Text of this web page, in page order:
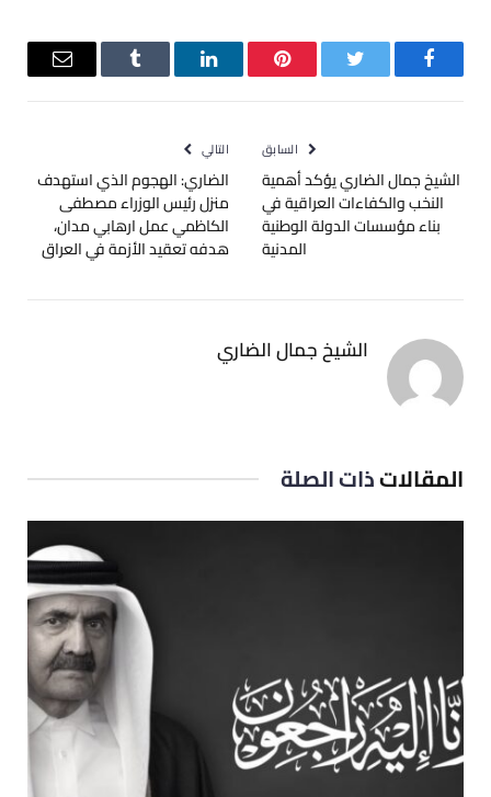
فيسبوك تويتر بينتيريستلينكدإن Tumblr
البريد
السابق
الشيخ جمال الضاري يؤكد أهمية
النخب والكفاءات العراقية في
بناء مؤسسات الدولة الوطنية
المدنية
التالي
الضاري: الهجوم الذي استهدف
منزل رئيس الوزراء مصطفى
الكاظمي عمل ارهابي مدان،
هدفه تعقيد الأزمة في ‫العراق
الشيخ جمال الضاري
المقالاتذات الصلة